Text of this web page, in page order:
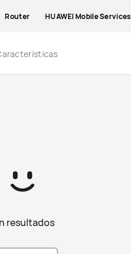
Router HUAWEI Mobile Services
resultados